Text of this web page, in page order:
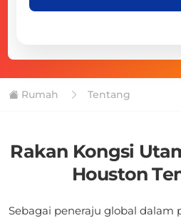
Rumah Tentang
Rakan Kongsi
Houston
Sebagai peneraju global dalam